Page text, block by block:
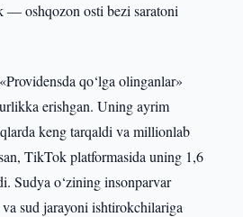
— oshqozon osti bezi saratoni
qo‘lga olinganlar»
erishgan. Uning ayrim
keng tarqaldi va millionlab
TikTok platformasida uning 1,6
Sudya o‘zining insonparvar
sud jarayoni ishtirokchilariga